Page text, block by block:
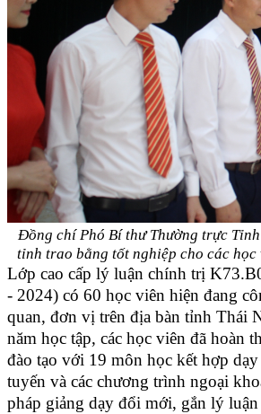
Đồng chí Phó Bí thư Thường trực
tỉnh trao bằng tốt nghiệp cho các
Lớp cao cấp lý luận chính trị
- 2024) có 60 học viên hiện đang
quan, đơn vị trên địa bàn tỉnh Thái
năm học tập, các học viên đã hoàn
đào tạo với 19 môn học kết hợp
tuyến và các chương trình ngoại
pháp giảng dạy đổi mới, gắn lý